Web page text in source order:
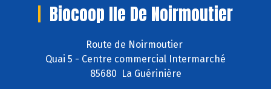
Biocoop Ile De Noirmoutier
Route de Noirmoutier
Quai 5 - Centre commercial Intermarché
85680 La Guérinière